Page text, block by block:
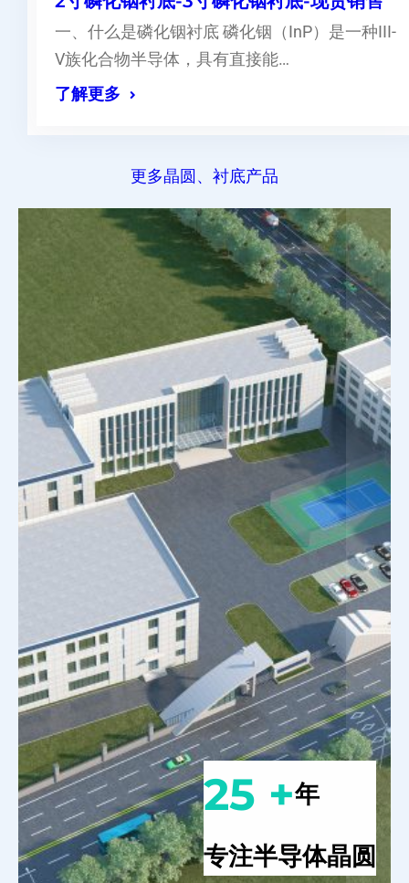
一、什么是磷化铟衬底 磷化铟（InP）是一种III-
V族化合物半导体，具有直接能…
了解更多
更多晶圆、衬底产品
25 +年
专注半导体晶圆